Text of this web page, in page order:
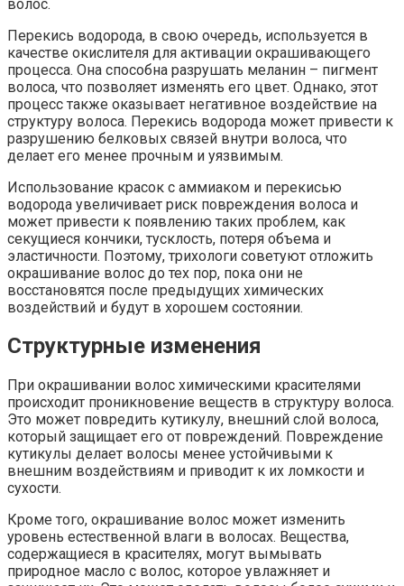
волос.
Перекись водорода, в свою очередь, используется в
качестве окислителя для активации окрашивающего
процесса. Она способна разрушать меланин – пигмент
волоса, что позволяет изменять его цвет. Однако, этот
процесс также оказывает негативное воздействие на
структуру волоса. Перекись водорода может привести к
разрушению белковых связей внутри волоса, что
делает его менее прочным и уязвимым.
Использование красок с аммиаком и перекисью
водорода увеличивает риск повреждения волоса и
может привести к появлению таких проблем, как
секущиеся кончики, тусклость, потеря объема и
эластичности. Поэтому, трихологи советуют отложить
окрашивание волос до тех пор, пока они не
восстановятся после предыдущих химических
воздействий и будут в хорошем состоянии.
Структурные изменения
При окрашивании волос химическими красителями
происходит проникновение веществ в структуру волоса.
Это может повредить кутикулу, внешний слой волоса,
который защищает его от повреждений. Повреждение
кутикулы делает волосы менее устойчивыми к
внешним воздействиям и приводит к их ломкости и
сухости.
Кроме того, окрашивание волос может изменить
уровень естественной влаги в волосах. Вещества,
содержащиеся в красителях, могут вымывать
природное масло с волос, которое увлажняет и